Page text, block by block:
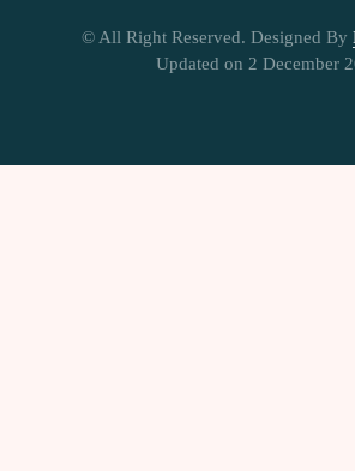
© All Right Reserved. Designed By
Updated on 2 December